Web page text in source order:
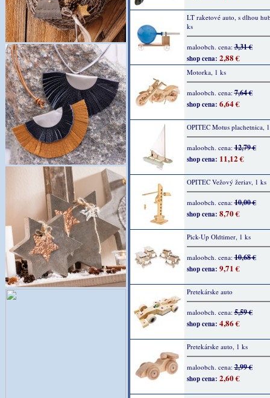
LT raketové auto, s dlhou
ks
maloobch. cena:3,31 €
shop cena: 2,88 €
Motorka, 1 ks
maloobch. cena:7,64 €
shop cena: 6,64 €
OPITEC Motus plachetnica,
maloobch. cena:12,79 €
shop cena: 11,12 €
OPITEC Vežový žeriav, 1 ks
maloobch. cena:10,00 €
shop cena: 8,70 €
Pick-Up Oldtimer, 1 ks
maloobch. cena:10,68 €
shop cena: 9,71 €
Pretekárske auto
maloobch. cena:5,59 €
shop cena: 4,86 €
Pretekárske auto, 1 ks
maloobch. cena:2,99 €
shop cena: 2,60 €